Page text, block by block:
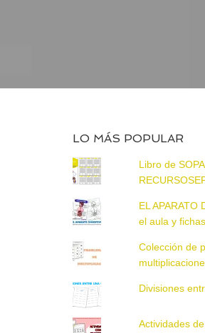
LO MÁS POPULAR
Libro de
EL APARATO
el aula y
Colección de
Divisiones
Actividades